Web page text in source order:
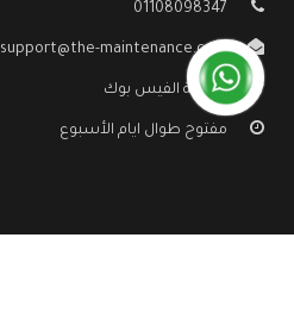
01108098347
support@the-maintenance.com
صفحة الفيس بوك
مفتوح طوال ايام الأسبوع